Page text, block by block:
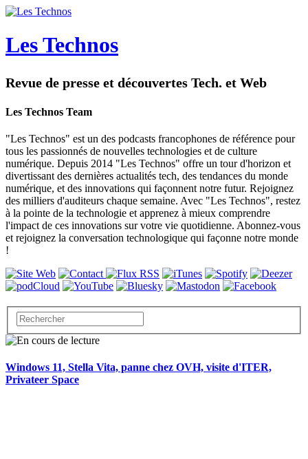
Les Technos
Revue de presse et découvertes Tech. et Web
Les Technos Team
"Les Technos" est un des podcasts francophones de référence pour
tous les passionnés de nouvelles technologies et de culture
numérique. Depuis 2014 "Les Technos" offre un tour d'horizon et
divertissant des dernières actualités tech, des tendances du monde
numérique, et des innovations qui façonnent notre futur. Rejoignez
des milliers d'auditeurs chaque semaine. Avec "Les Technos", restez
à la pointe de la technologie et apprenez à mieux comprendre
l'impact de ces innovations sur votre vie quotidienne. Abonnez-vous
et rejoignez la conversation technologique qui façonne notre monde
!
Windows 11, Stella Vita, panne chez OVH, visite d'ITER,
Privateer Space